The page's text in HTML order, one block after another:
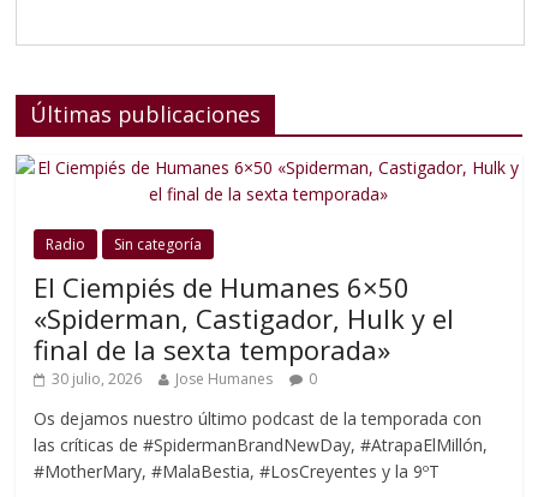
Últimas publicaciones
Radio Sin categoría
El Ciempiés de Humanes 6×50
«Spiderman, Castigador, Hulk y el
final de la sexta temporada»
30 julio, 2026 Jose Humanes 0
Os dejamos nuestro último podcast de la temporada con
las críticas de #SpidermanBrandNewDay, #AtrapaElMillón,
#MotherMary, #MalaBestia, #LosCreyentes y la 9ºT